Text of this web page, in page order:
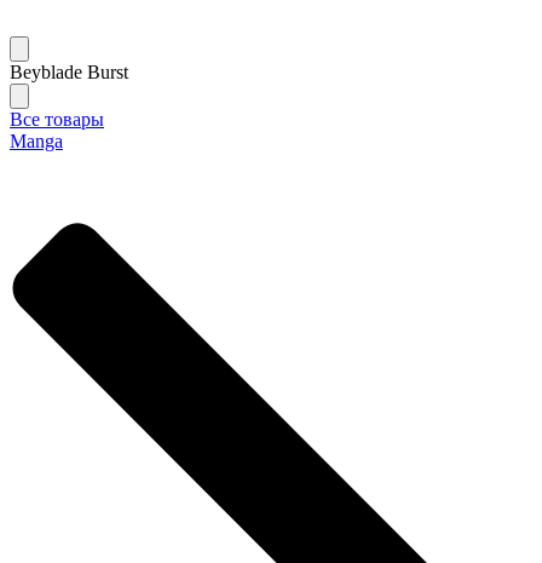
Beyblade Burst
Все товары
Manga